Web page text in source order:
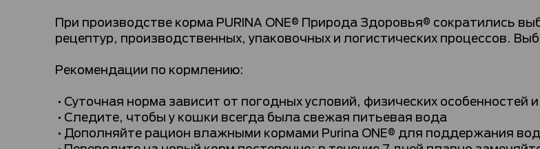
При производстве корма PURINA ONE® Природа Здоровья® сократились
рецептур, производственных, упаковочных и логистических процессов.
Рекомендации по кормлению:
•Суточная норма зависит от погодных условий, физических особенностей
•Следите, чтобы у кошки всегда была свежая питьевая вода
•Дополняйте рацион влажными кормами Purina ONE® для поддержания